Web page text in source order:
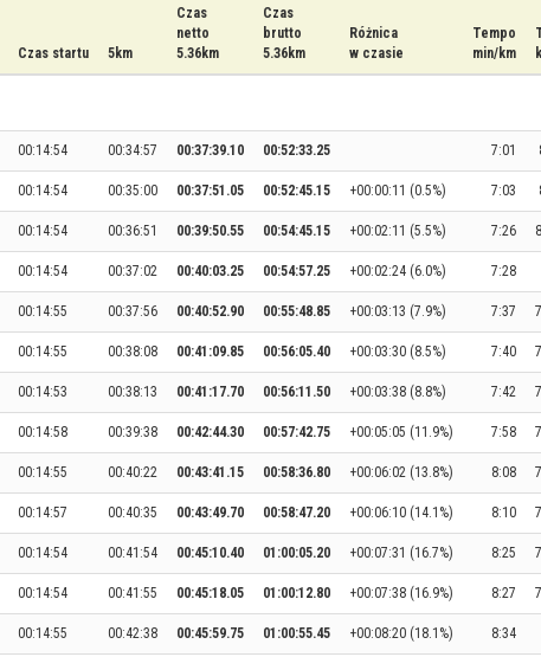
Czas startu 5km
Czas
netto
5.36km
Czas
brutto
5.36km
Różnica
w czasie
Tempo
min/km
00:14:54 00:34:57 00:37:39.10 00:52:33.25 7:01
00:14:54 00:35:00 00:37:51.05 00:52:45.15 +00:00:11 (0.5%) 7:03
00:14:54 00:36:51 00:39:50.55 00:54:45.15 +00:02:11 (5.5%) 7:26
00:14:54 00:37:02 00:40:03.25 00:54:57.25 +00:02:24 (6.0%) 7:28
00:14:55 00:37:56 00:40:52.90 00:55:48.85 +00:03:13 (7.9%) 7:37
00:14:55 00:38:08 00:41:09.85 00:56:05.40 +00:03:30 (8.5%) 7:40
00:14:53 00:38:13 00:41:17.70 00:56:11.50 +00:03:38 (8.8%) 7:42
00:14:58 00:39:38 00:42:44.30 00:57:42.75 +00:05:05 (11.9%) 7:58
00:14:55 00:40:22 00:43:41.15 00:58:36.80 +00:06:02 (13.8%) 8:08
00:14:57 00:40:35 00:43:49.70 00:58:47.20 +00:06:10 (14.1%) 8:10
00:14:54 00:41:54 00:45:10.40 01:00:05.20 +00:07:31 (16.7%) 8:25
00:14:54 00:41:55 00:45:18.05 01:00:12.80 +00:07:38 (16.9%) 8:27
00:14:55 00:42:38 00:45:59.75 01:00:55.45 +00:08:20 (18.1%) 8:34